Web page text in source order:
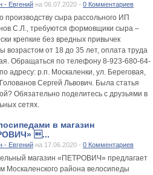
- Евгений на 06.07.2020 - 0 Комментариев
производству сыра рассольного ИП
С.Л., требуются формовщики сыра –
крепкие без вредных привычек
возрастом от 18 до 35 лет, оплата труда
Обращаться по телефону 8-923-680-64-
адресу: р.п. Москаленки, ул. Береговая,
Сергей Львович. Была статья
Обязательно поделитесь с друзьями в
сетях.
в магазин
...
- Евгений на 17.06.2020 - 0 Комментариев
магазин «ПЕТРОВИЧ» предлагает
Москаленского района велосипеды